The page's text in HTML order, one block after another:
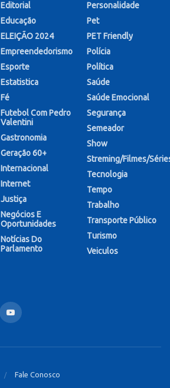
Editorial
Educação
ELEIÇÃO 2024
Empreendedorismo
Esporte
Estatistica
Fé
Futebol Com Pedro
Valentini
Gastronomia
Geração 60+
Internacional
Internet
Justiça
Negócios E
Oportunidades
Notícias Do
Parlamento
Personalidade
Pet
PET Friendly
Polícia
Política
Saúde
Saúde Emocional
Segurança
Semeador
Show
Streming/Filmes/
Tecnologia
Tempo
Trabalho
Transporte Público
Turismo
Veiculos
Fale Conosco